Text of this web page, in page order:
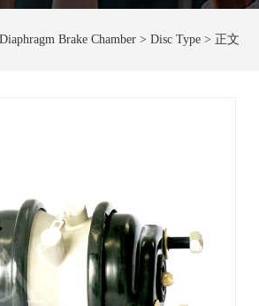
Brake Chamber > Disc Type > 正文